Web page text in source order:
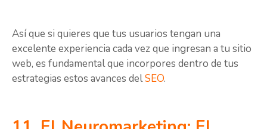
Así que si quieres que tus usuarios tengan una
excelente experiencia cada vez que ingresan a tu sitio
web, es fundamental que incorpores dentro de tus
estrategias estos avances delSEO.